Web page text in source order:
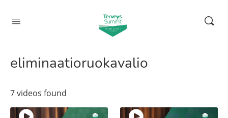
eliminaatioruokavalio
7 videos found